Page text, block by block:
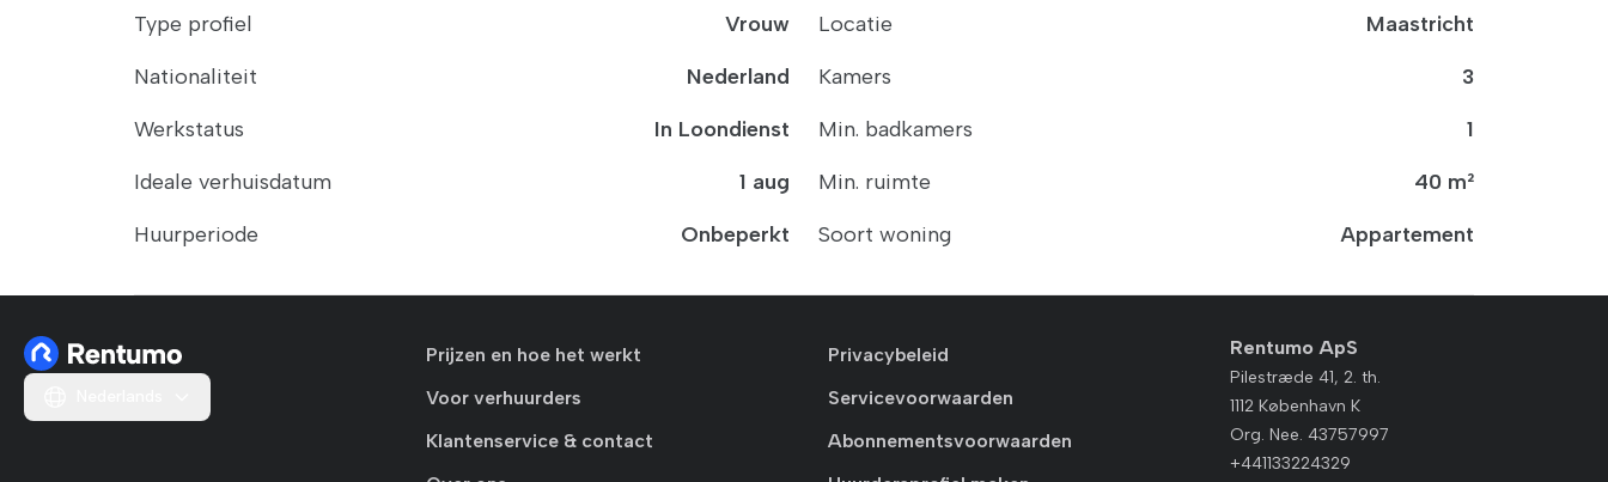
Type profiel
Vrouw
Nationaliteit
Nederland
Werkstatus
In Loondienst
Ideale verhuisdatum
1 aug
Huurperiode
Onbeperkt
Locatie
Maastricht
Kamers
3
Min. badkamers
1
Min. ruimte
40 m²
Soort woning
Appartement
Prijzen en hoe het werkt
Voor verhuurders
Klantenservice & contact
Privacybeleid
Servicevoorwaarden
Abonnementsvoorwaarden
Rentumo ApS
Pilestræde 41, 2. th.
1112 København K
Org. Nee. 43757997
+441133224329